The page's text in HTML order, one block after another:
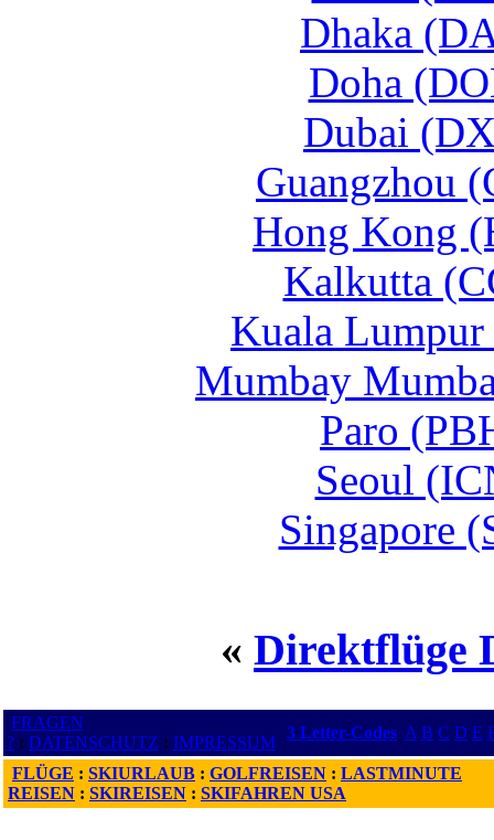
Dhaka
Doha
Dubai
Guangzhou
Hong Kong
Kalkutta
Kuala
Mumbay
Paro
Seoul
Singapore
« Direktflüge
FRAGEN
? : DATENSCHUTZ : IMPRESSUM
3 Letter-Codes A B C D E
FLÜGE : SKIURLAUB : GOLFREISEN : LASTMINUTE
REISEN : SKIREISEN : SKIFAHREN USA